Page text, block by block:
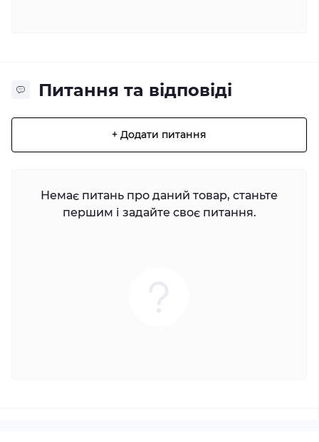
Питання та відповіді
+ Додати питання
Немає питань про даний товар, станьте
першим і задайте своє питання.